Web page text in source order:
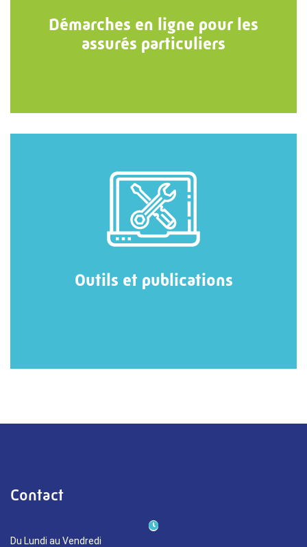
Démarches en ligne pour les
assurés particuliers
Outils et publications
Contact
Du Lundi au Vendredi